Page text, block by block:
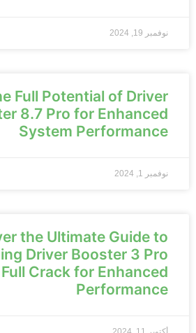
نوفمبر 19, 2024
Full Potential of Driver
8.7 Pro for Enhanced
System Performance
نوفمبر 1, 2024
the Ultimate Guide to
Driver Booster 3 Pro
Full Crack for Enhanced
Performance